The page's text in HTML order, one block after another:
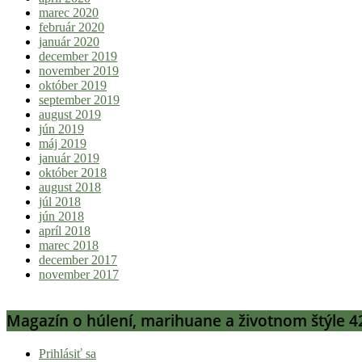
marec 2020
február 2020
január 2020
december 2019
november 2019
október 2019
september 2019
august 2019
jún 2019
máj 2019
január 2019
október 2018
august 2018
júl 2018
jún 2018
apríl 2018
marec 2018
december 2017
november 2017
Magazín o húlení, marihuane a životnom štýle
Prihlásiť sa